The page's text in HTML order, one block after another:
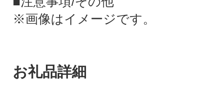
※画像はイメージです。
お礼品詳細